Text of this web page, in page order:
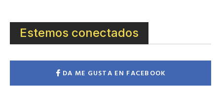
Estemos conectados
DA ME GUSTA EN FACEBOOK